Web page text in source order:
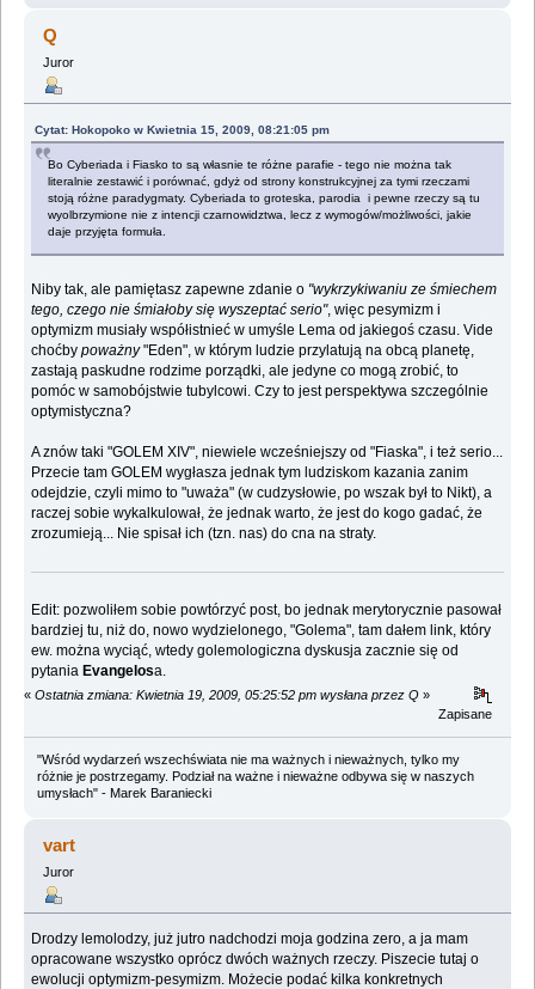
Q
Juror
Cytat: Hokopoko w Kwietnia 15, 2009, 08:21:05 pm
Bo Cyberiada i Fiasko to są własnie te różne parafie - tego nie można tak
literalnie zestawić i porównać, gdyż od strony konstrukcyjnej za tymi rzeczami
stoją różne paradygmaty. Cyberiada to groteska, parodia i pewne rzeczy są tu
wyolbrzymione nie z intencji czarnowidztwa, lecz z wymogów/możliwości, jakie
daje przyjęta formuła.
Niby tak, ale pamiętasz zapewne zdanie o "wykrzykiwaniu ze śmiechem
tego, czego nie śmiałoby się wyszeptać serio", więc pesymizm i
optymizm musiały współistnieć w umyśle Lema od jakiegoś czasu. Vide
choćbypoważny"Eden", w którym ludzie przylatują na obcą planetę,
zastają paskudne rodzime porządki, ale jedyne co mogą zrobić, to
pomóc w samobójstwie tubylcowi. Czy to jest perspektywa szczególnie
optymistyczna?
A znów taki "GOLEM XIV", niewiele wcześniejszy od "Fiaska", i też serio...
Przecie tam GOLEM wygłasza jednak tym ludziskom kazania zanim
odejdzie, czyli mimo to "uważa" (w cudzysłowie, po wszak był to Nikt), a
raczej sobie wykalkulował, że jednak warto, że jest do kogo gadać, że
zrozumieją... Nie spisał ich (tzn. nas) do cna na straty.
Edit: pozwoliłem sobie powtórzyć post, bo jednak merytorycznie pasował
bardziej tu, niż do, nowo wydzielonego, "Golema", tam dałem link, który
ew. można wyciąć, wtedy golemologiczna dyskusja zacznie się od
pytania Evangelosa.
« Ostatnia zmiana: Kwietnia 19, 2009, 05:25:52 pm wysłana przez Q »
Zapisane
"Wśród wydarzeń wszechświata nie ma ważnych i nieważnych, tylko my
różnie je postrzegamy. Podział na ważne i nieważne odbywa się w naszych
umysłach" - Marek Baraniecki
vart
Juror
Drodzy lemolodzy, już jutro nadchodzi moja godzina zero, a ja mam
opracowane wszystko oprócz dwóch ważnych rzeczy. Piszecie tutaj o
ewolucji optymizm-pesymizm. Możecie podać kilka konkretnych